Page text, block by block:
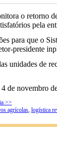
o retorno
pela
para que o
presidente
unidades de
4 de novembro
>>
agrícolas, logística